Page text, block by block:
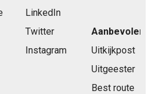
LinkedIn
Twitter
Instagram
Aanbevolen
Uitkijkpost
Uitgeester
Best route